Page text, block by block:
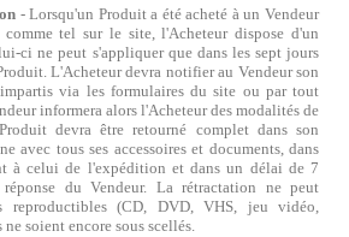
- Lorsqu'un Produit a été acheté à un Vendeur
comme tel sur le site, l'Acheteur dispose d'un
ci ne peut s'appliquer que dans les sept jours
L'Acheteur devra notifier au Vendeur son
via les formulaires du site ou par tout
informera alors l'Acheteur des modalités de
devra être retourné complet dans son
avec tous ses accessoires et documents, dans
à celui de l'expédition et dans un délai de 7
du Vendeur. La rétractation ne peut
reproductibles (CD, DVD, VHS, jeu vidéo,
soient encore sous scellés.